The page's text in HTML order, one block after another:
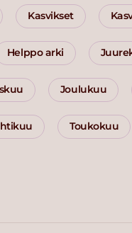
Kasvikset
Helppo arki
Joulukuu
Toukokuu